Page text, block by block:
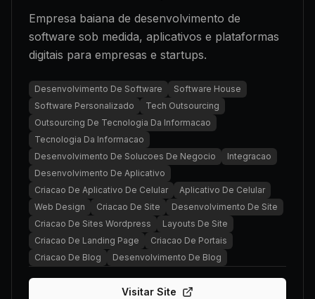
Empresa baiana de desenvolvimento de
software sob medida, aplicativos e plataformas
digitais para empresas e startups.
Desenvolvimento De Software
Software House
Software Personalizado
Tech Outsourcing
Outsourcing De Tecnologia Da Informacao
Tecnologia Da Informacao
Desenvolvimento De Solucoes De Negocio
Integracao
Desenvolvimento De Aplicativo
Criacao De Aplicativo De Celular
Aplicativo De Celular
Web Design
Criacao De Site
Desenvolvimento De Site
Criacao De Sites Wordpress
Layouts De Site
Criacao De Landing Page
Criacao De Portais
Criacao De Blog
Desenvolvimento De Blog
Visitar Site